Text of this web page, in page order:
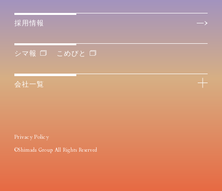
採用情報
シマ報 こめびと
会社一覧
Privacy Policy
©Shimada Group All Rights Reserved